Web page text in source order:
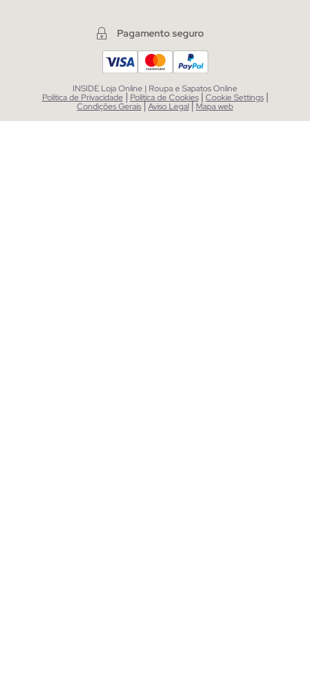
Pagamento seguro
INSIDE Loja Online | Roupa e Sapatos Online
Política de Privacidade | Política de Cookies | Cookie Settings |
Condições Gerais|Aviso Legal| Mapa web